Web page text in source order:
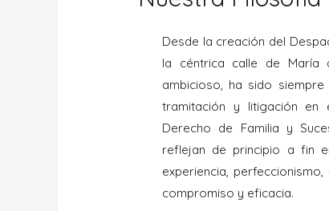
Desde la creación del
la céntrica calle de María
ambicioso, ha sido
tramitación y litigación en
Derecho de Familia y
reflejan de principio a fin
experiencia,
compromiso y eficacia.